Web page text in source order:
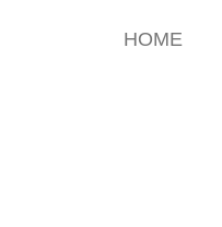
HOME